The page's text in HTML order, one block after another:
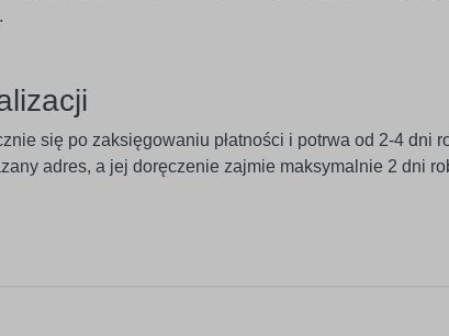
się po zaksięgowaniu płatności i potrwa od 2-4 dni
adres, a jej doręczenie zajmie maksymalnie 2 dni